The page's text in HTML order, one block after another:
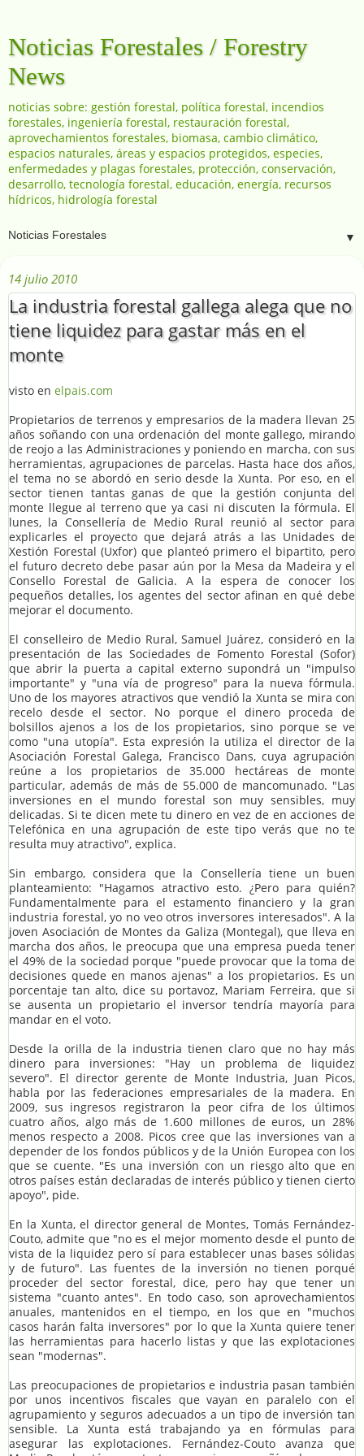
Noticias Forestales / Forestry
News
noticias sobre: gestión forestal, política forestal, incendios
forestales, ingeniería forestal, restauración forestal,
aprovechamientos forestales, biomasa, cambio climático,
espacios naturales, áreas y espacios protegidos, especies,
enfermedades y plagas forestales, protección, conservación,
desarrollo, tecnología forestal, educación, energía, recursos
hídricos, hidrología forestal
▼
14 julio 2010
La industria forestal gallega alega que no
tiene liquidez para gastar más en el
monte
visto en elpais.com
Propietarios de terrenos y empresarios de la madera llevan 25
años soñando con una ordenación del monte gallego, mirando
de reojo a las Administraciones y poniendo en marcha, con sus
herramientas, agrupaciones de parcelas. Hasta hace dos años,
el tema no se abordó en serio desde la Xunta. Por eso, en el
sector tienen tantas ganas de que la gestión conjunta del
monte llegue al terreno que ya casi ni discuten la fórmula. El
lunes, la Consellería de Medio Rural reunió al sector para
explicarles el proyecto que dejará atrás a las Unidades de
Xestión Forestal (Uxfor) que planteó primero el bipartito, pero
el futuro decreto debe pasar aún por la Mesa da Madeira y el
Consello Forestal de Galicia. A la espera de conocer los
pequeños detalles, los agentes del sector afinan en qué debe
mejorar el documento.
El conselleiro de Medio Rural, Samuel Juárez, consideró en la
presentación de las Sociedades de Fomento Forestal (Sofor)
que abrir la puerta a capital externo supondrá un "impulso
importante" y "una vía de progreso" para la nueva fórmula.
Uno de los mayores atractivos que vendió la Xunta se mira con
recelo desde el sector. No porque el dinero proceda de
bolsillos ajenos a los de los propietarios, sino porque se ve
como "una utopía". Esta expresión la utiliza el director de la
Asociación Forestal Galega, Francisco Dans, cuya agrupación
reúne a los propietarios de 35.000 hectáreas de monte
particular, además de más de 55.000 de mancomunado. "Las
inversiones en el mundo forestal son muy sensibles, muy
delicadas. Si te dicen mete tu dinero en vez de en acciones de
Telefónica en una agrupación de este tipo verás que no te
resulta muy atractivo", explica.
Sin embargo, considera que la Consellería tiene un buen
planteamiento: "Hagamos atractivo esto. ¿Pero para quién?
Fundamentalmente para el estamento financiero y la gran
industria forestal, yo no veo otros inversores interesados". A la
joven Asociación de Montes da Galiza (Montegal), que lleva en
marcha dos años, le preocupa que una empresa pueda tener
el 49% de la sociedad porque "puede provocar que la toma de
decisiones quede en manos ajenas" a los propietarios. Es un
porcentaje tan alto, dice su portavoz, Mariam Ferreira, que si
se ausenta un propietario el inversor tendría mayoría para
mandar en el voto.
Desde la orilla de la industria tienen claro que no hay más
dinero para inversiones: "Hay un problema de liquidez
severo". El director gerente de Monte Industria, Juan Picos,
habla por las federaciones empresariales de la madera. En
2009, sus ingresos registraron la peor cifra de los últimos
cuatro años, algo más de 1.600 millones de euros, un 28%
menos respecto a 2008. Picos cree que las inversiones van a
depender de los fondos públicos y de la Unión Europea con los
que se cuente. "Es una inversión con un riesgo alto que en
otros países están declaradas de interés público y tienen cierto
apoyo", pide.
En la Xunta, el director general de Montes, Tomás Fernández-
Couto, admite que "no es el mejor momento desde el punto de
vista de la liquidez pero sí para establecer unas bases sólidas
y de futuro". Las fuentes de la inversión no tienen porqué
proceder del sector forestal, dice, pero hay que tener un
sistema "cuanto antes". En todo caso, son aprovechamientos
anuales, mantenidos en el tiempo, en los que en "muchos
casos harán falta inversores" por lo que la Xunta quiere tener
las herramientas para hacerlo listas y que las explotaciones
sean "modernas".
Las preocupaciones de propietarios e industria pasan también
por unos incentivos fiscales que vayan en paralelo con el
agrupamiento y seguros adecuados a un tipo de inversión tan
sensible. La Xunta está trabajando ya en fórmulas para
asegurar las explotaciones. Fernández-Couto avanza que